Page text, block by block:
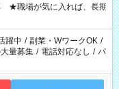
務は社会保険への加入対
派遣の原則禁止）によ
難しい場合があります
職場が気に入れば、長期
躍中 / 副業・WワークOK /
量募集 / 電話対応なし / パ